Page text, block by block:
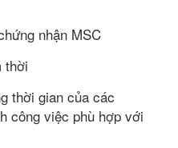
nhận MSC
thời
thời gian của các
công việc phù hợp với